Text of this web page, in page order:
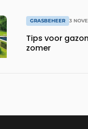
GRASBEHEER 3
Tips voor
zomer